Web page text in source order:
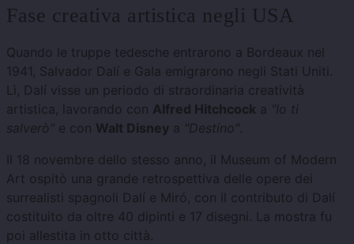
Fase creativa artistica negli USA
Quando le truppe tedesche entrarono a Bordeaux nel
1941, Salvador Dalí e Gala emigrarono negli Stati Uniti.
Lì, Dalí visse un periodo di straordinaria creatività
artistica, lavorando con Alfred Hitchcock a "Io ti
salverò" e con Walt Disney a "Destino".
Il 18 novembre dello stesso anno, il Museum of Modern
Art ospitò una grande retrospettiva delle opere dei
surrealisti spagnoli Dalí e Miró, con il contributo di Dalí
costituito da oltre 40 dipinti e 17 disegni. La mostra fu
poi allestita in otto città.